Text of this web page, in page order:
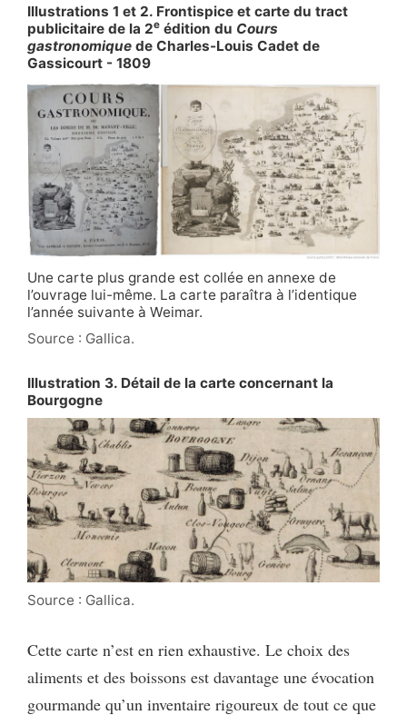
Illustrations 1 et 2. Frontispice et carte du tract
publicitaire de la 2e édition du Cours
gastronomique de Charles-Louis Cadet de
Gassicourt - 1809
Une carte plus grande est collée en annexe de
l’ouvrage lui-même. La carte paraîtra à l’identique
l’année suivante à Weimar.
Source : Gallica.
Illustration 3. Détail de la carte concernant la
Bourgogne
Source : Gallica.
Cette carte n’est en rien exhaustive. Le choix des
aliments et des boissons est davantage une évocation
gourmande qu’un inventaire rigoureux de tout ce que